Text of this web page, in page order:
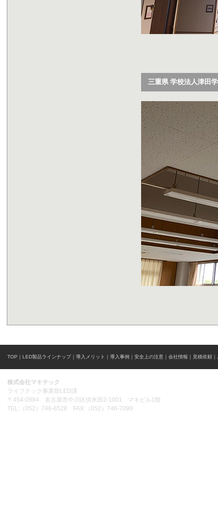
三重県 学校法人津田
TOP ｜ LED製品ラインナップ｜ 導入メリット ｜ 導入事例 ｜ 安全上の注意 ｜ 会社情報 ｜ 見積依頼 ｜
株式会社マキテック
ライフテック事業部LED課
〒454-0984 名古屋市中川区供米田2-1001 マキビル1階
TEL:（052）746-6528 FAX:（052）746-7090